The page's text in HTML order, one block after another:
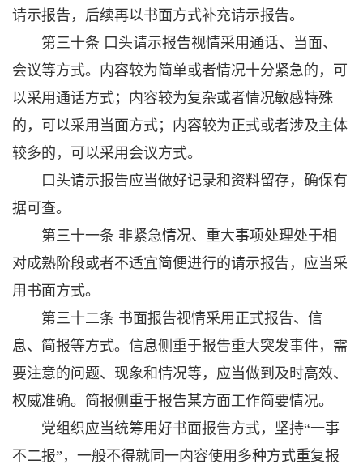
请示报告，后续再以书面方式补充请示报告。
第三十条 口头请示报告视情采用通话、当面、
会议等方式。内容较为简单或者情况十分紧急的，可
以采用通话方式；内容较为复杂或者情况敏感特殊
的，可以采用当面方式；内容较为正式或者涉及主体
较多的，可以采用会议方式。
口头请示报告应当做好记录和资料留存，确保有
据可查。
第三十一条 非紧急情况、重大事项处理处于相
对成熟阶段或者不适宜简便进行的请示报告，应当采
用书面方式。
第三十二条 书面报告视情采用正式报告、信
息、简报等方式。信息侧重于报告重大突发事件，需
要注意的问题、现象和情况等，应当做到及时高效、
权威准确。简报侧重于报告某方面工作简要情况。
党组织应当统筹用好书面报告方式，坚持“一事
不二报”，一般不得就同一内容使用多种方式重复报